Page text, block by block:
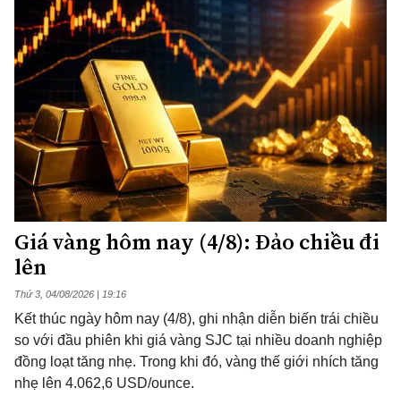
Giá vàng hôm nay (4/8): Đảo chiều đi
lên
Thứ 3, 04/08/2026 | 19:16
Kết thúc ngày hôm nay (4/8), ghi nhận diễn biến trái chiều
so với đầu phiên khi giá vàng SJC tại nhiều doanh nghiệp
đồng loạt tăng nhẹ. Trong khi đó, vàng thế giới nhích tăng
nhẹ lên 4.062,6 USD/ounce.